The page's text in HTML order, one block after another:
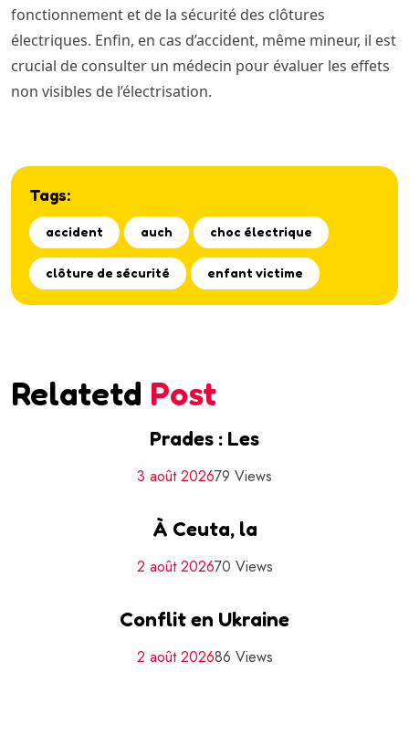
fonctionnement et de la sécurité des clôtures
électriques. Enfin, en cas d’accident, même mineur, il est
crucial de consulter un médecin pour évaluer les effets
non visibles de l’électrisation.
Tags:
accident auch choc électrique
clôture de sécurité enfant victime
Relatetd Post
Prades : Les
3 août 202679 Views
À Ceuta, la
2 août 202670 Views
Conflit en Ukraine
2 août 202686 Views